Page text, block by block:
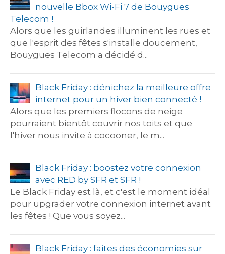
nouvelle Bbox Wi-Fi 7 de Bouygues
Telecom !
Alors que les guirlandes illuminent les rues et
que l'esprit des fêtes s'installe doucement,
Bouygues Telecom a décidé d...
Black Friday : dénichez la meilleure offre
internet pour un hiver bien connecté !
Alors que les premiers flocons de neige
pourraient bientôt couvrir nos toits et que
l'hiver nous invite à cocooner, le m...
Black Friday : boostez votre connexion
avec RED by SFR et SFR !
Le Black Friday est là, et c'est le moment idéal
pour upgrader votre connexion internet avant
les fêtes ! Que vous soyez...
Black Friday : faites des économies sur